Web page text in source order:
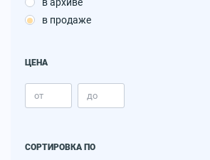
в продаже
ЦЕНА
СОРТИРОВКА ПО